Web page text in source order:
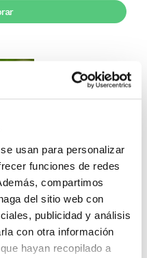
usan para personalizar
funciones de redes
compartimos
del sitio web con
publicidad y análisis
con otra información
hayan recopilado a
en el siglo XXI